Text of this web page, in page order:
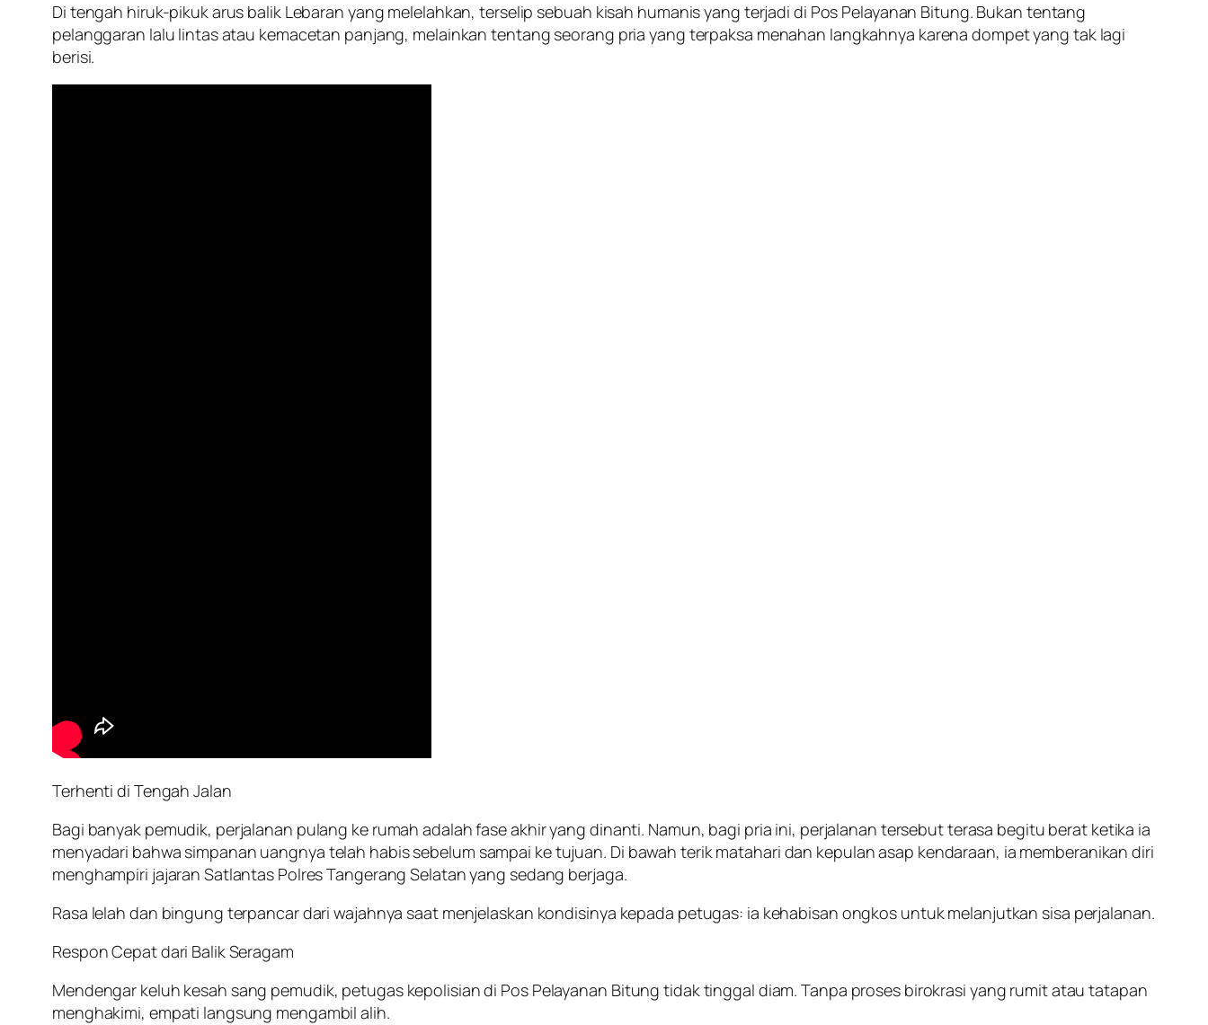
Di tengah hiruk-pikuk arus balik Lebaran yang melelahkan, terselip sebuah kisah humanis yang terjadi di Pos Pelayanan Bitung. Bukan tentang
pelanggaran lalu lintas atau kemacetan panjang, melainkan tentang seorang pria yang terpaksa menahan langkahnya karena dompet yang tak lagi
berisi.
Terhenti di Tengah Jalan
Bagi banyak pemudik, perjalanan pulang ke rumah adalah fase akhir yang dinanti. Namun, bagi pria ini, perjalanan tersebut terasa begitu berat ketika ia
menyadari bahwa simpanan uangnya telah habis sebelum sampai ke tujuan. Di bawah terik matahari dan kepulan asap kendaraan, ia memberanikan diri
menghampiri jajaran Satlantas Polres Tangerang Selatan yang sedang berjaga.
Rasa lelah dan bingung terpancar dari wajahnya saat menjelaskan kondisinya kepada petugas: ia kehabisan ongkos untuk melanjutkan sisa perjalanan.
Respon Cepat dari Balik Seragam
Mendengar keluh kesah sang pemudik, petugas kepolisian di Pos Pelayanan Bitung tidak tinggal diam. Tanpa proses birokrasi yang rumit atau tatapan
menghakimi, empati langsung mengambil alih.